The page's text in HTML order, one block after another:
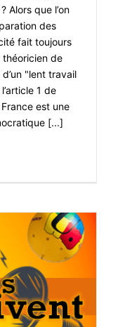
Alors que l’on
des
fait toujours
théoricien de
"lent travail
1 de
est une
[...]